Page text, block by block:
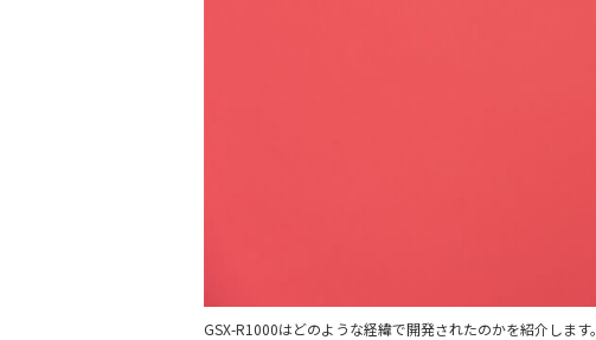
GSX-R1000はどのような経緯で開発されたのかを紹介します。